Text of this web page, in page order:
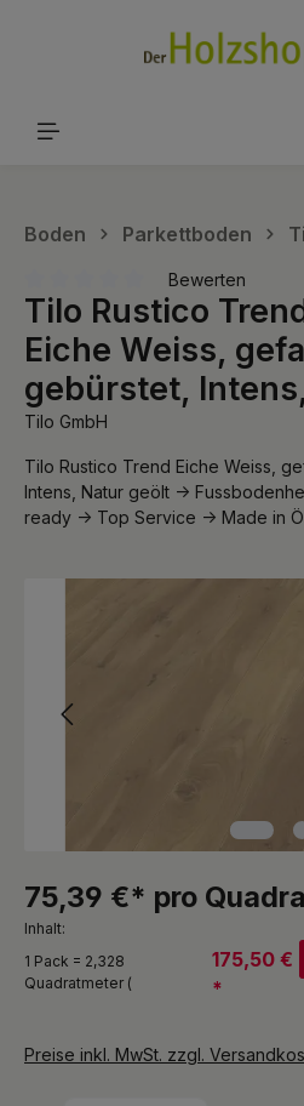
Boden Parkettboden
Durchschnittliche Bewertung von
Bewerten
Tilo Rustico
Eiche Weiss,
gebürstet,
Tilo GmbH
Tilo Rustico Trend Eiche Weiss,
Intens, Natur geölt ->
ready -> Top Service -> Made in
75,39 €* pro
Inhalt:
1 Pack = 2,328
Quadratmeter (
175,50 €
*
Preise inkl. MwSt. zzgl.